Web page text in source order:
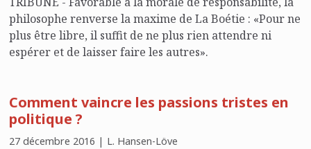
philosophe renverse la maxime de La Boétie : «Pour ne
plus être libre, il suffit de ne plus rien attendre ni
espérer et de laisser faire les autres».
Comment vaincre les passions tristes en
politique ?
27 décembre 2016 | L. Hansen-Löve